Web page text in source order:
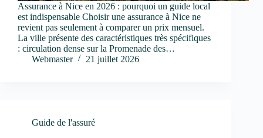
Assurance à Nice en 2026 : pourquoi un guide local
est indispensable Choisir une assurance à Nice ne
revient pas seulement à comparer un prix mensuel.
La ville présente des caractéristiques très spécifiques
: circulation dense sur la Promenade des…
Webmaster
21 juillet 2026
Guide de l'assuré